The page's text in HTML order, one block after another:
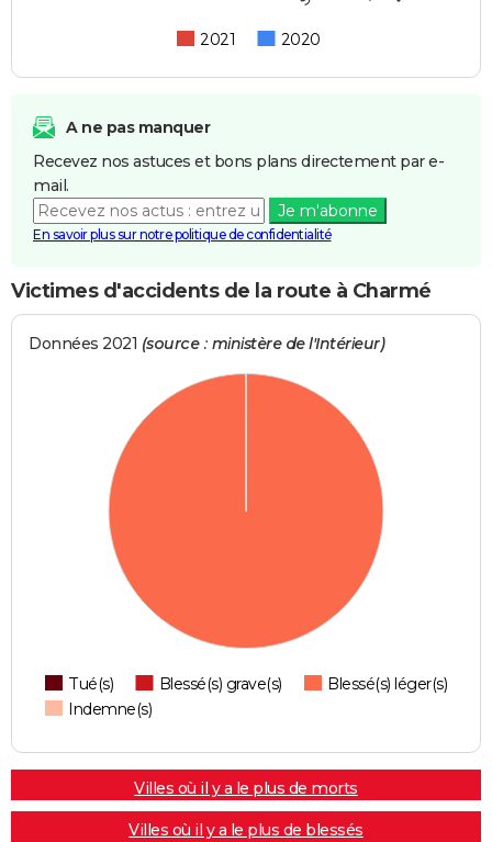
2021 2020
A ne pas manquer
Recevez nos astuces et bons plans directement par e-
mail.
Je m'abonne
En savoir plus sur notre politique de confidentialité
Victimes d'accidents de la route à Charmé
Données 2021 (source : ministère de l'Intérieur)
Tué(s) Blessé(s) grave(s)
Blessé(s) léger(s)
Indemne(s)
Villes où il y a le plus de morts
Villes où il y a le plus de blessés